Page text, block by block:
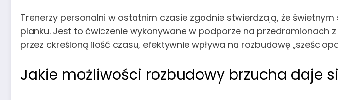
Trenerzy personalni w ostatnim czasie zgodnie stwierdzają, że
planku. Jest to ćwiczenie wykonywane w podporze na przedramionach
przez określoną ilość czasu, efektywnie wpływa na rozbudowę
Jakie możliwości rozbudowy brzucha daje